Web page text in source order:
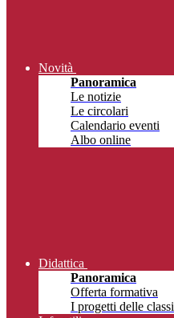
Novità
Panoramica
Le notizie
Le circolari
Calendario eventi
Albo online
Didattica
Panoramica
Offerta formativa
I progetti delle classi